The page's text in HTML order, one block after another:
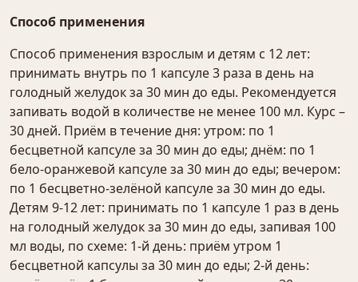
Способ применения
Способ применения взрослым и детям с 12 лет:
принимать внутрь по 1 капсуле 3 раза в день на
голодный желудок за 30 мин до еды. Рекомендуется
запивать водой в количестве не менее 100 мл. Курс –
30 дней. Приём в течение дня: утром: по 1
бесцветной капсуле за 30 мин до еды; днём: по 1
бело-оранжевой капсуле за 30 мин до еды; вечером:
по 1 бесцветно-зелёной капсуле за 30 мин до еды.
Детям 9-12 лет: принимать по 1 капсуле 1 раз в день
на голодный желудок за 30 мин до еды, запивая 100
мл воды, по схеме: 1-й день: приём утром 1
бесцветной капсулы за 30 мин до еды; 2-й день: